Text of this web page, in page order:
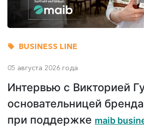
BUSINESS LINE
05 августа 2026 года
Интервью с Викторией
основательницей
при поддержке maib